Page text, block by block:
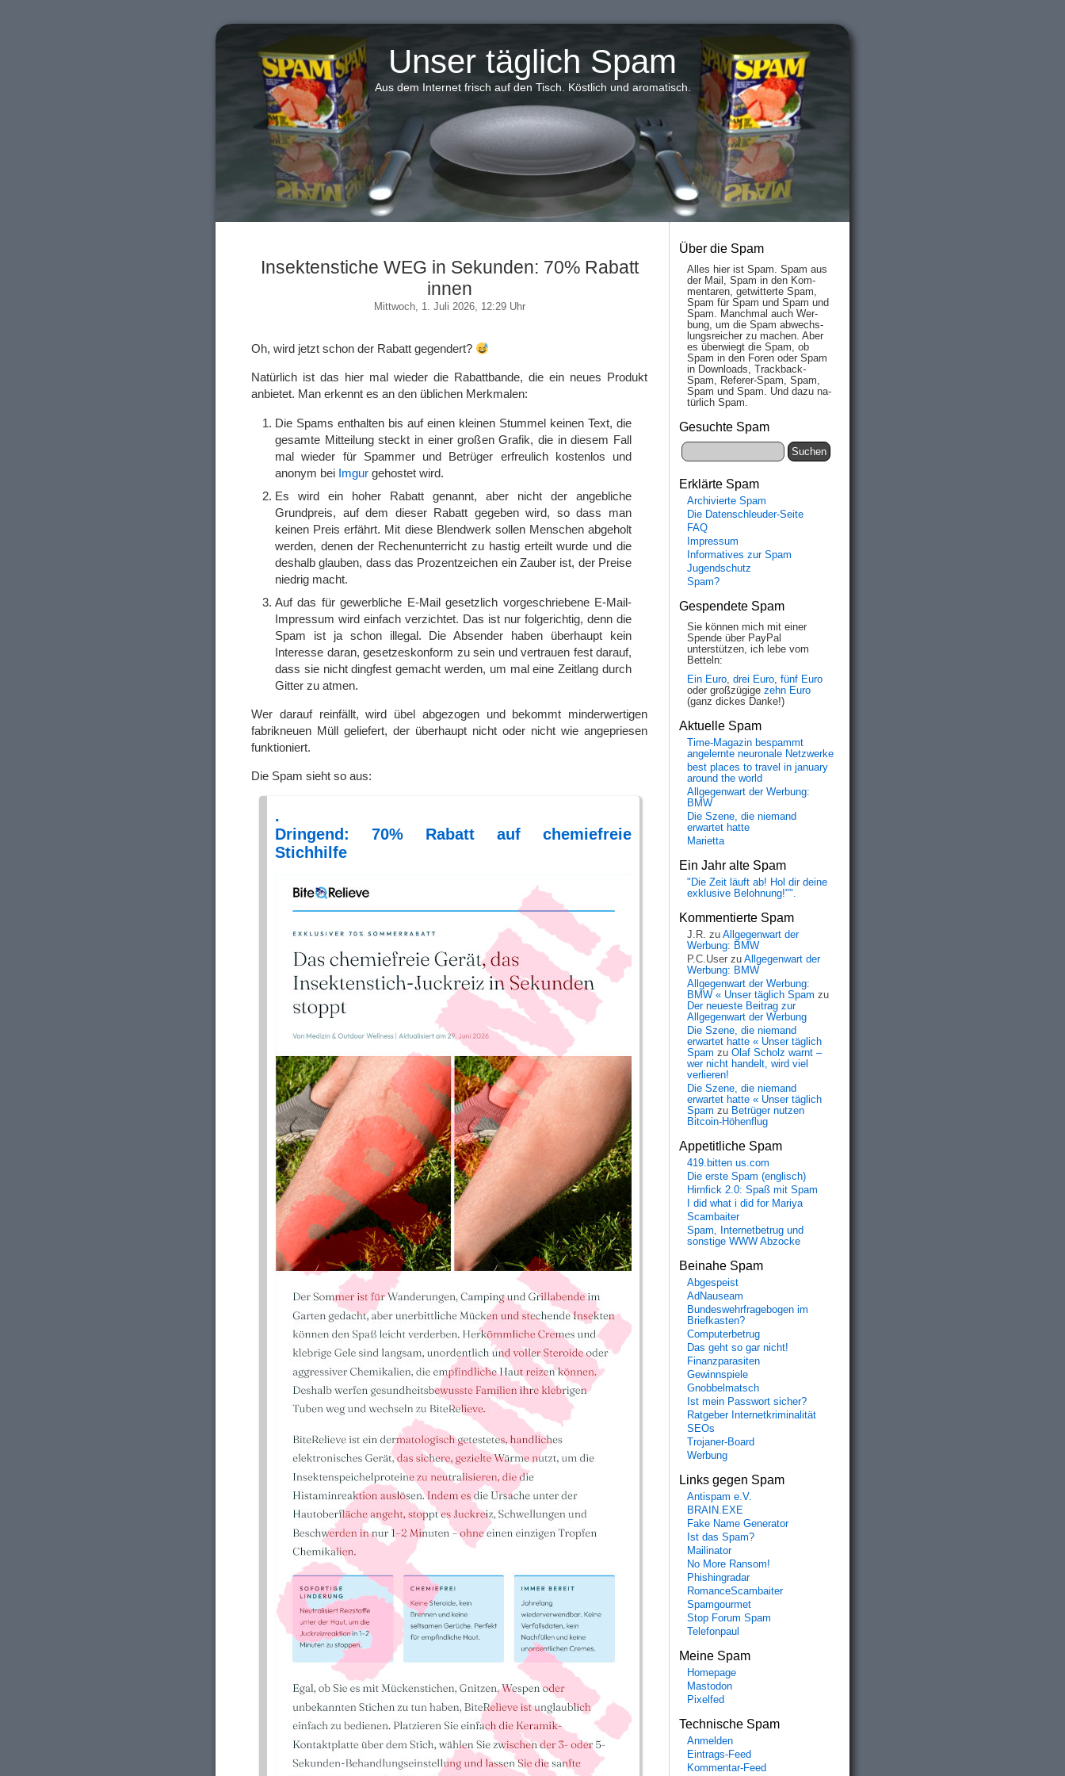
Unser täglich Spam
Aus dem Internet frisch auf den Tisch. Köstlich und aromatisch.
Insektenstiche WEG in Sekunden: 70% Rabatt
innen
Mittwoch, 1. Juli 2026, 12:29 Uhr
Oh, wird jetzt schon der Rabatt gegendert?
Natürlich ist das hier mal wieder die Rabattbande, die ein neues Produkt
anbietet. Man erkennt es an den üblichen Merkmalen:
Die Spams enthalten bis auf einen kleinen Stummel keinen Text, die
gesamte Mitteilung steckt in einer großen Grafik, die in diesem Fall
mal wieder für Spammer und Betrüger erfreulich kostenlos und
anonym bei Imgur gehostet wird.
Es wird ein hoher Rabatt genannt, aber nicht der angebliche
Grundpreis, auf dem dieser Rabatt gegeben wird, so dass man
keinen Preis erfährt. Mit diese Blendwerk sollen Menschen abgeholt
werden, denen der Rechenunterricht zu hastig erteilt wurde und die
deshalb glauben, dass das Prozentzeichen ein Zauber ist, der Preise
niedrig macht.
Auf das für gewerbliche E-Mail gesetzlich vorgeschriebene E-Mail-
Impressum wird einfach verzichtet. Das ist nur folgerichtig, denn die
Spam ist ja schon illegal. Die Absender haben überhaupt kein
Interesse daran, gesetzeskonform zu sein und vertrauen fest darauf,
dass sie nicht dingfest gemacht werden, um mal eine Zeitlang durch
Gitter zu atmen.
Wer darauf reinfällt, wird übel abgezogen und bekommt minderwertigen
fabrikneuen Müll geliefert, der überhaupt nicht oder nicht wie angepriesen
funktioniert.
Die Spam sieht so aus:
.
Dringend: 70% Rabatt auf chemiefreie
Stichhilfe
Über die Spam
Alles hier ist Spam. Spam aus
der Mail, Spam in den Kom­
men­taren, ge­twit­ter­te Spam,
Spam für Spam und Spam und
Spam. Manch­mal auch Wer­
bung, um die Spam ab­wechs­
lungs­reich­er zu mach­en. Aber
es über­wiegt die Spam, ob
Spam in den Fo­ren oder Spam
in Down­loads, Track­back-
Spam, Re­fe­rer-Spam, Spam,
Spam und Spam. Und da­zu na­
tür­lich Spam.
Gesuchte Spam
Erklärte Spam
Archivierte Spam
Die Datenschleuder-Seite
FAQ
Impressum
Informatives zur Spam
Jugendschutz
Spam?
Gespendete Spam
Sie können mich mit einer
Spende über PayPal
unterstützen, ich lebe vom
Betteln:
Ein Euro, drei Euro, fünf Euro
oder großzügige zehn Euro
(ganz dickes Danke!)
Aktuelle Spam
Time-Magazin bespammt
angelernte neuronale Netzwerke
best places to travel in january
around the world
Allgegenwart der Werbung:
BMW
Die Szene, die niemand
erwartet hatte
Marietta
Ein Jahr alte Spam
"Die Zeit läuft ab! Hol dir deine
exklusive Belohnung!"".
Kommentierte Spam
J.R. zu Allgegenwart der
Werbung: BMW
P.C.User zu Allgegenwart der
Werbung: BMW
Allgegenwart der Werbung:
BMW « Unser täglich Spam zu
Der neueste Beitrag zur
Allgegenwart der Werbung
Die Szene, die niemand
erwartet hatte « Unser täglich
Spam zu Olaf Scholz warnt –
wer nicht handelt, wird viel
verlieren!
Die Szene, die niemand
erwartet hatte « Unser täglich
Spam zu Betrüger nutzen
Bitcoin-Höhenflug
Appetitliche Spam
419.bitten us.com
Die erste Spam (englisch)
Hirnfick 2.0: Spaß mit Spam
I did what i did for Mariya
Scambaiter
Spam, Internetbetrug und
sonstige WWW Abzocke
Beinahe Spam
Abgespeist
AdNauseam
Bundeswehrfragebogen im
Briefkasten?
Computerbetrug
Das geht so gar nicht!
Finanzparasiten
Gewinnspiele
Gnobbelmatsch
Ist mein Passwort sicher?
Ratgeber Internetkriminalität
SEOs
Trojaner-Board
Werbung
Links gegen Spam
Antispam e.V.
BRAIN.EXE
Fake Name Generator
Ist das Spam?
Mailinator
No More Ransom!
Phishingradar
RomanceScambaiter
Spamgourmet
Stop Forum Spam
Telefonpaul
Meine Spam
Homepage
Mastodon
Pixelfed
Technische Spam
Anmelden
Eintrags-Feed
Kommentar-Feed